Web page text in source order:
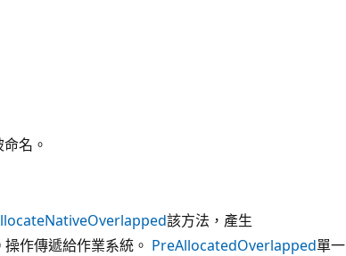
名。
該方法，產生
作傳遞給作業系統。 PreAllocatedOverlapped單一